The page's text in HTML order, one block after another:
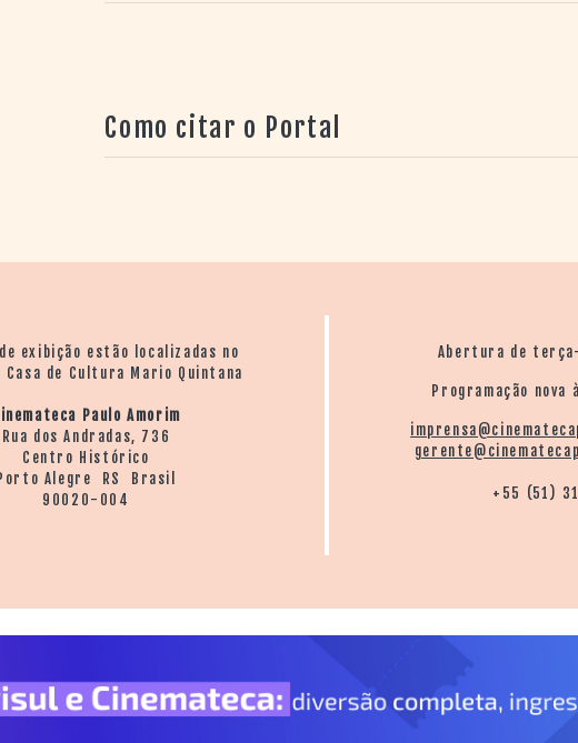
Como citar o Portal
exibição estão localizadas no
de Cultura Mario Quintana
Paulo Amorim
Rua dos Andradas, 736
Centro Histórico
Alegre RS Brasil
90020-004
Abertura de
Programação
+55 (51)